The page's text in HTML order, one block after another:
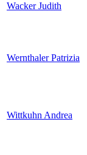
Wacker Judith
Wernthaler Patrizia
Wittkuhn Andrea